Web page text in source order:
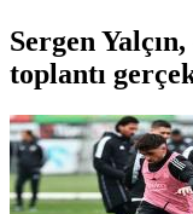
Sergen
toplantı